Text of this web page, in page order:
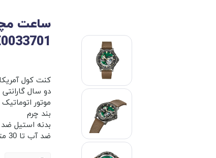
ساعت
کنت کول آمریکا
دو سال گارانتی
موتور اتوماتیک
بند چرم
بدنه استیل
ضد آب تا 30 متر